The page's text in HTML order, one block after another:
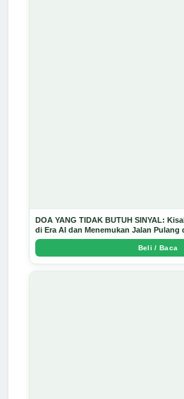
DOA YANG TIDAK BUTUH SINYAL:
di Era AI dan Menemukan Jalan Pulang
Arda Dinata
Beli / Baca